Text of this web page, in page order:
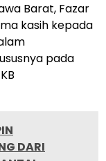
Barat, Fazar
kasih kepada
pada
DARI